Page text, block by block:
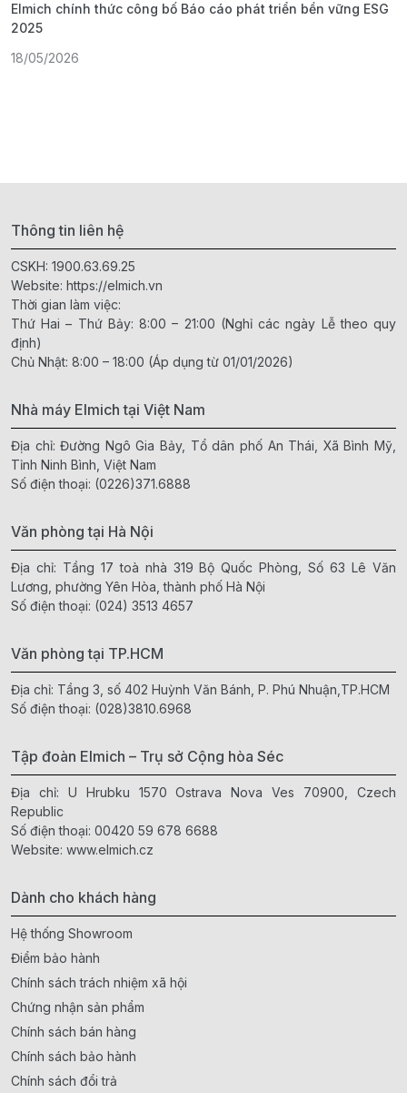
Elmich chính thức công bố Báo cáo phát triển bền vững ESG
2025
18/05/2026
Thông tin liên hệ
CSKH: 1900.63.69.25
Website: https://elmich.vn
Thời gian làm việc:
Thứ Hai – Thứ Bảy: 8:00 – 21:00 (Nghỉ các ngày Lễ theo quy
định)
Chủ Nhật: 8:00 – 18:00 (Áp dụng từ 01/01/2026)
Nhà máy Elmich tại Việt Nam
Địa chỉ: Đường Ngô Gia Bảy, Tổ dân phố An Thái, Xã Bình Mỹ,
Tỉnh Ninh Bình, Việt Nam
Số điện thoại: (0226)371.6888
Văn phòng tại Hà Nội
Địa chỉ: Tầng 17 toà nhà 319 Bộ Quốc Phòng, Số 63 Lê Văn
Lương, phường Yên Hòa, thành phố Hà Nội
Số điện thoại: (024) 3513 4657
Văn phòng tại TP.HCM
Địa chỉ: Tầng 3, số 402 Huỳnh Văn Bánh, P. Phú Nhuận,TP.HCM
Số điện thoại: (028)3810.6968
Tập đoàn Elmich – Trụ sở Cộng hòa Séc
Địa chỉ: U Hrubku 1570 Ostrava Nova Ves 70900, Czech
Republic
Số điện thoại: 00420 59 678 6688
Website: www.elmich.cz
Dành cho khách hàng
Hệ thống Showroom
Điểm bảo hành
Chính sách trách nhiệm xã hội
Chứng nhận sản phẩm
Chính sách bán hàng
Chính sách bảo hành
Chính sách đổi trả